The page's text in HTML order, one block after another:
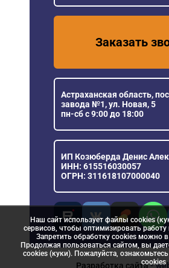
Заказать
Астраханская область,
завода №1, ул. Новая, 5
пн-сб с 9:00 до 18:00
ИП Козюберда Денис
ИНН: 615516030057
ОГРН: 311618107000040
Разработка сайта-
Наш сайт использует файлы cookies
сервисов, чтобы оптимизировать работу
Запретить обработку cookies можно
Продолжая пользоваться сайтом, вы
cookies (куки). Пожалуйста,
сookies